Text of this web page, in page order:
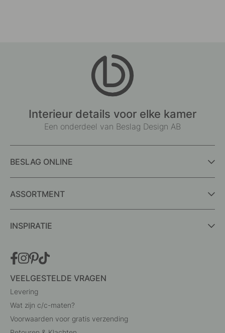
Interieur details voor elke kamer
Een onderdeel van Beslag Design AB
BESLAG ONLINE
ASSORTMENT
INSPIRATIE
VEELGESTELDE VRAGEN
Levering
Wat zijn c/c-maten?
Voorwaarden voor gratis verzending